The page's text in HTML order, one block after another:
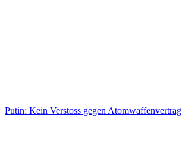
Putin: Kein Verstoss gegen Atomwaffenvertrag